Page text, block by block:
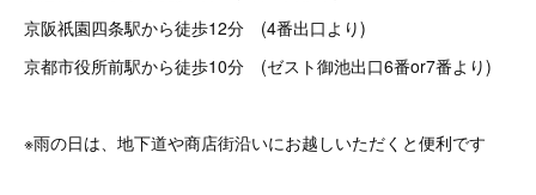
京阪祇園四条駅から徒歩12分 (4番出口より)
京都市役所前駅から徒歩10分 (ゼスト御池出口6番or7番より)
※雨の日は、地下道や商店街沿いにお越しいただくと便利です